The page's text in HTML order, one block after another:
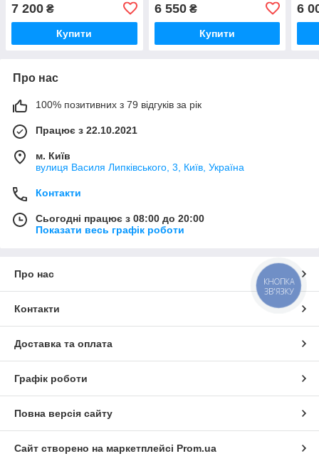
7 200 ₴
Купити
6 550₴
Купити
6
Про нас
100% позитивних з 79 відгуків за рік
Працює з 22.10.2021
м. Київ
вулиця Василя Липківського, 3, Київ, Україна
Контакти
Сьогодні працює з 08:00 до 20:00
Показати весь графік роботи
Про нас
Контакти
Доставка та оплата
Графік роботи
Повна версія сайту
Сайт створено на маркетплейсі Prom.ua
КНОПКА
ЗВ'ЯЗКУ